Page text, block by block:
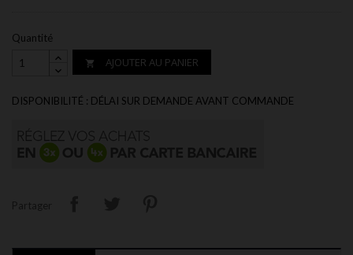
Quantité
 AJOUTER AU PANIER
DISPONIBILITÉ : DÉLAI SUR DEMANDE AVANT COMMANDE